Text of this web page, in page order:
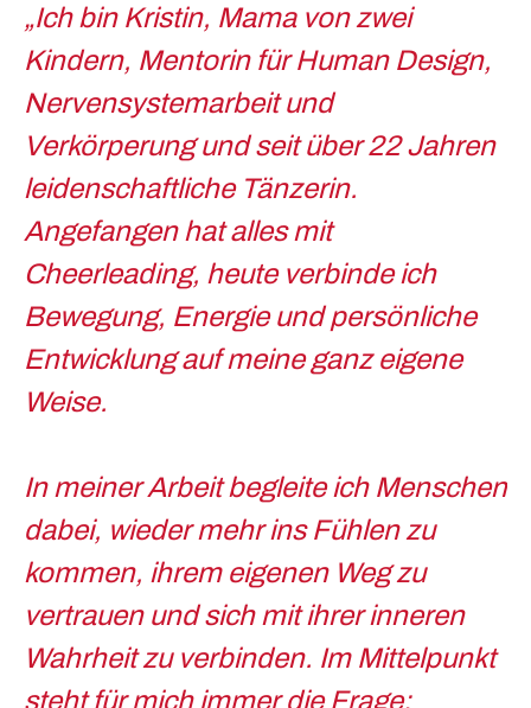
„Ich bin Kristin, Mama von zwei
Kindern, Mentorin für Human Design,
Nervensystemarbeit und
Verkörperung und seit über 22 Jahren
leidenschaftliche Tänzerin.
Angefangen hat alles mit
Cheerleading, heute verbinde ich
Bewegung, Energie und persönliche
Entwicklung auf meine ganz eigene
Weise.
In meiner Arbeit begleite ich Menschen
dabei, wieder mehr ins Fühlen zu
kommen, ihrem eigenen Weg zu
vertrauen und sich mit ihrer inneren
Wahrheit zu verbinden. Im Mittelpunkt
steht für mich immer die Frage: